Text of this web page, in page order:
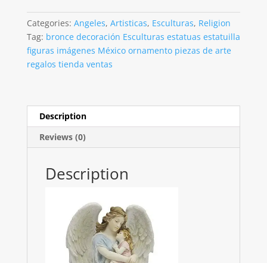
niña
acabado
en
alabastro
alto
quantity
Categories: Angeles, Artisticas, Esculturas, Religion
Tag: bronce decoración Esculturas estatuas estatuilla
figuras imágenes México ornamento piezas de arte
regalos tienda ventas
Description
Reviews (0)
Description